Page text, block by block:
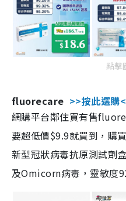
點擊
fluorecare >>按此選購
網購平台鄰住買有售
要超低價$9.9就買到，購
新型冠狀病毒抗原測試劑
及Omicorn病毒，靈敏度